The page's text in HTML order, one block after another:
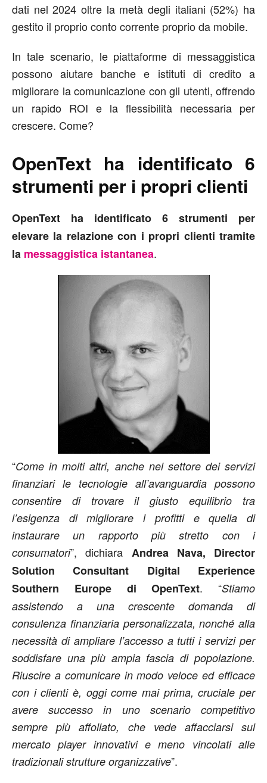
dati nel 2024 oltre la metà degli italiani (52%) ha
gestito il proprio conto corrente proprio da mobile.
In tale scenario, le piattaforme di messaggistica
possono aiutare banche e istituti di credito a
migliorare la comunicazione con gli utenti, offrendo
un rapido ROI e la flessibilità necessaria per
crescere. Come?
OpenText ha identificato 6
strumenti per i propri clienti
OpenText ha identificato 6 strumenti per
elevare la relazione con i propri clienti tramite
la messaggistica istantanea.
“Come in molti altri, anche nel settore dei servizi
finanziari le tecnologie all’avanguardia possono
consentire di trovare il giusto equilibrio tra
l’esigenza di migliorare i profitti e quella di
instaurare un rapporto più stretto con i
consumatori”, dichiara Andrea Nava, Director
Solution Consultant Digital Experience
Southern Europe di OpenText. “Stiamo
assistendo a una crescente domanda di
consulenza finanziaria personalizzata, nonché alla
necessità di ampliare l’accesso a tutti i servizi per
soddisfare una più ampia fascia di popolazione.
Riuscire a comunicare in modo veloce ed efficace
con i clienti è, oggi come mai prima, cruciale per
avere successo in uno scenario competitivo
sempre più affollato, che vede affacciarsi sul
mercato player innovativi e meno vincolati alle
tradizionali strutture organizzative”.